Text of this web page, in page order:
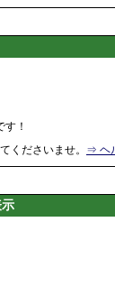
！
くださいませ。 ⇒ ヘ